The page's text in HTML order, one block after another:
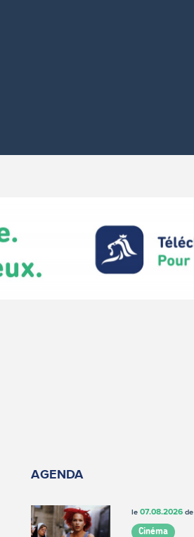
AGENDA
le 07.08.2026de
Cinéma